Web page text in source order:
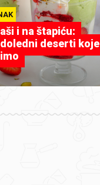
i na štapiću:
deserti koje